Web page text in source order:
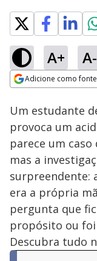
A+ A-
Adicione como
Ativar
Um estudante
provoca um
parece um
mas a
surpreendente:
era a própria
pergunta que
propósito ou foi
Descubra tudo